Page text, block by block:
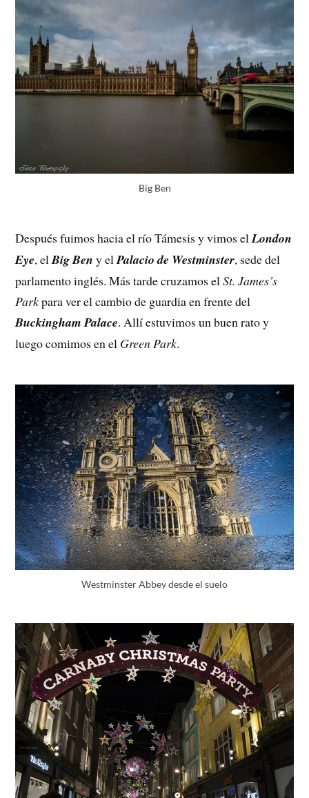
Big Ben
Después fuimos hacia el río Támesis y vimos elLondon
Eye, elBig Ben y elPalacio de Westminster, sede del
parlamento inglés. Más tarde cruzamos elSt. James’s
Parkpara ver el cambio de guardia en frente del
Buckingham Palace. Allí estuvimos un buen rato y
luego comimos en el Green Park.
Westminster Abbey desde el suelo